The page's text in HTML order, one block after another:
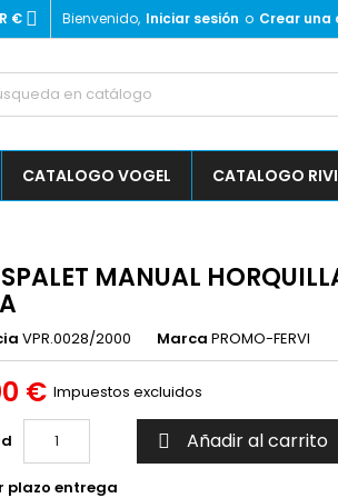
Bienvenido, Iniciar sesión o Crear una
€ 
CATALOGO VOGEL CATALOGO
MANUAL
VPR.0028/2000 Marca PROMO-FERVI
€ Impuestos excluidos
 Añadir al carrito
plazo entrega